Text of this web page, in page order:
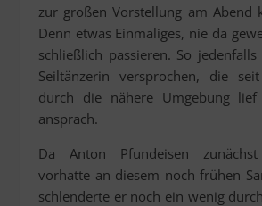
zur großen Vorstellung am Abend
Denn etwas Einmaliges, nie da
schließlich passieren. So
Seiltänzerin versprochen, die
durch die nähere Umgebung lief
ansprach.
Da Anton Pfundeisen
vorhatte an diesem noch frühen
schlenderte er noch ein wenig